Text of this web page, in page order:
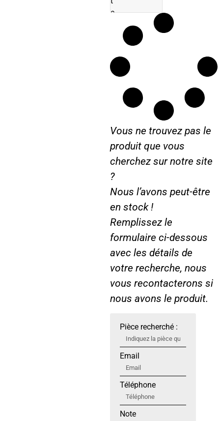
e
C
B
R
A
C
1
2
5
3
5
…
Vous ne trouvez pas le
produit que vous
cherchez sur notre site
?
Nous l’avons peut-être
en stock !
Remplissez le
formulaire ci-dessous
avec les détails de
votre recherche, nous
vous recontacterons si
nous avons le produit.
Pièce recherché :
Email
Téléphone
Note